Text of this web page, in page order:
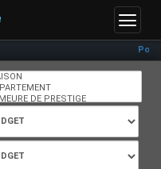
Portail
Menu